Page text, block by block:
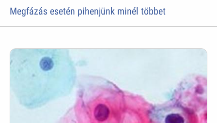
Megfázás esetén pihenjünk minél többet